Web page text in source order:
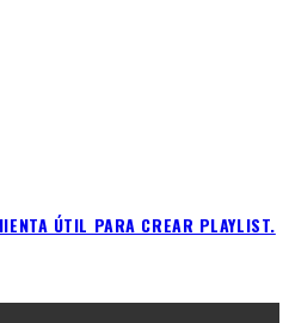
ÚTIL PARA CREAR PLAYLIST.